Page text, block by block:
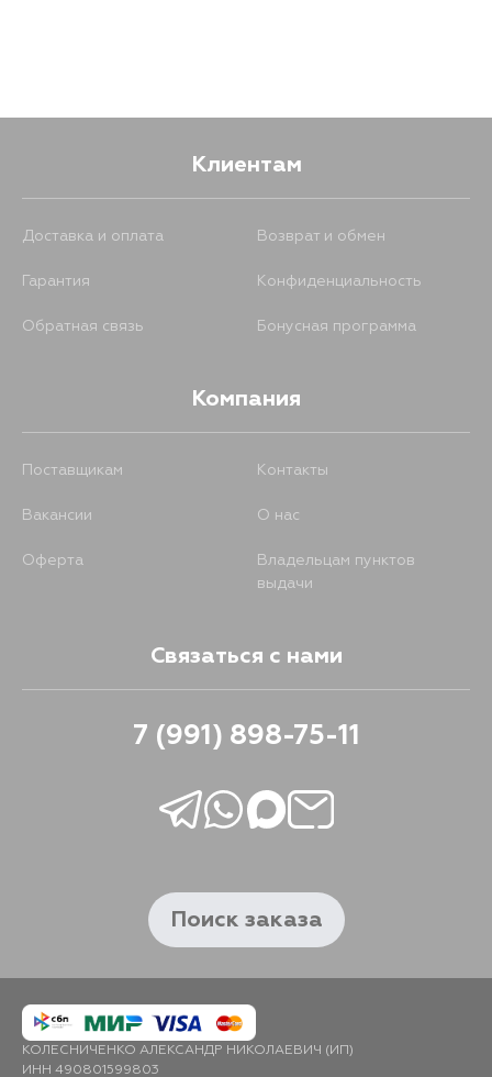
Клиентам
Доставка и оплата Возврат и обмен
Гарантия Конфиденциальность
Обратная связь Бонусная программа
Компания
Поставщикам Контакты
Вакансии О нас
Оферта
Владельцам пунктов
выдачи
Связаться с нами
7 (991) 898-75-11
Поиск заказа
КОЛЕСНИЧЕНКО АЛЕКСАНДР НИКОЛАЕВИЧ (ИП)
ИНН 490801599803